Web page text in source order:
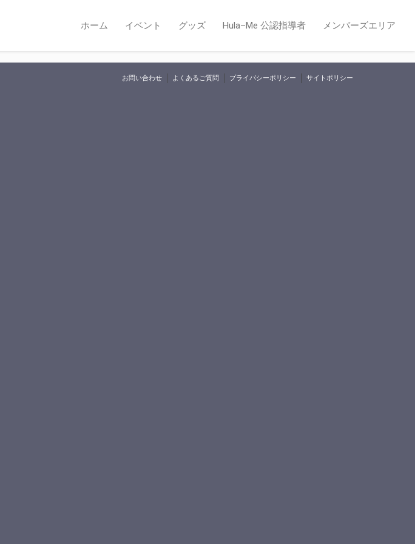
ホーム イベント グッズ Hula–Me 公認指導者 メンバーズエリア
お問い合わせ よくあるご質問 プライバシーポリシー サイトポリシー